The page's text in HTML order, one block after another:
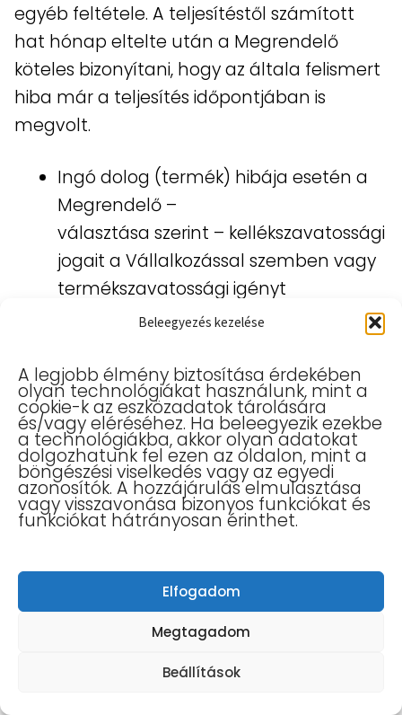
Beleegyezés kezelése
A legjobb élmény biztosítása érdekében
olyan technológiákat használunk, mint a
cookie-k az eszközadatok tárolására
és/vagy eléréséhez. Ha beleegyezik ezekbe
a technológiákba, akkor olyan adatokat
dolgozhatunk fel ezen az oldalon, mint a
böngészési viselkedés vagy az egyedi
azonosítók. A hozzájárulás elmulasztása
vagy visszavonása bizonyos funkciókat és
funkciókat hátrányosan érinthet.
Elfogadom
Megtagadom
Beállítások
egyéb feltétele. A teljesítéstől számított
hat hónap eltelte után a Megrendelő
köteles bizonyítani, hogy az általa felismert
hiba már a teljesítés időpontjában is
megvolt.
Ingó dolog (termék) hibája esetén a
Megrendelő –
választása szerint – kellékszavatossági
jogait a Vállalkozással szemben vagy
termékszavatossági igényt
érvényesíthet az ingó dolog
forgalmazójával szemben.
Termékszavatossági igényként a
Megrendelő kizárólag a hibás termék
kijavítását vagy kicserélését kérheti a
termék gyártó általi forgalomba
hozatalától számított két éven belül, két
érvényesítésének nincs helye.
A termékszavatossági igény érvényesítése
esetében termék akkor hibás, ha az nem